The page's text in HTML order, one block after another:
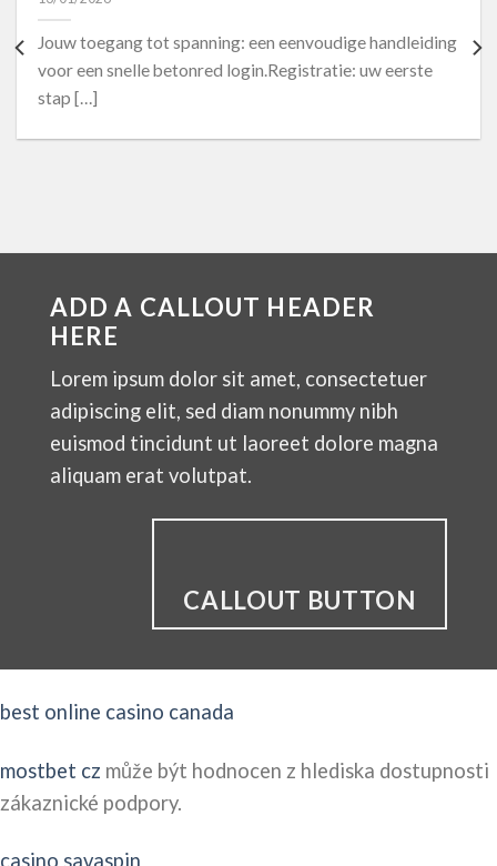
Jouw toegang tot spanning: een eenvoudige handleiding
voor een snelle betonred login.Registratie: uw eerste
stap […]
ADD A CALLOUT HEADER
HERE
Lorem ipsum dolor sit amet, consectetuer
adipiscing elit, sed diam nonummy nibh
euismod tincidunt ut laoreet dolore magna
aliquam erat volutpat.
CALLOUT BUTTON
best online casino canada
mostbet cz může být hodnocen z hlediska dostupnosti
zákaznické podpory.
casino savaspin